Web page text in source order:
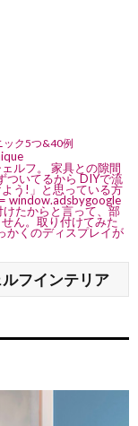
ック5つ&40例
ルフ。 家具との隙間
ついてるから DIYで流
う!」と思っている方
window.adsbygoogle
けたからと言って、部
ん。取り付けてみた
かくのディスプレイが
フインテリア